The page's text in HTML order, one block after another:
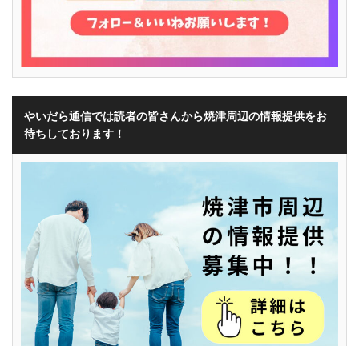
やいだら通信では読者の皆さんから焼津周辺の情報提供をお
待ちしております！